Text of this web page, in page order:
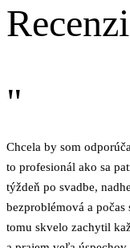
"
Chcela by som
to profesionál ako sa
týždeň po svadbe,
bezproblémová a
tomu skvelo zachytil